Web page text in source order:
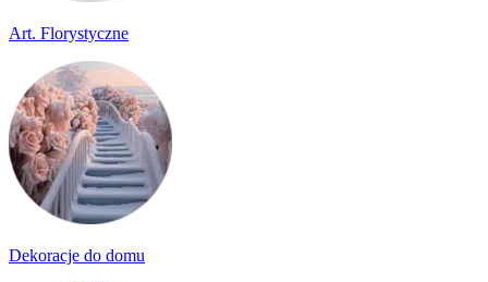
Art. Florystyczne
Dekoracje do domu